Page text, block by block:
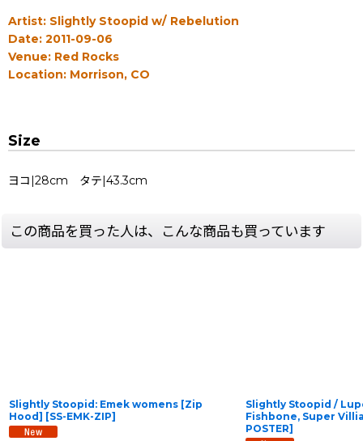
Artist: Slightly Stoopid w/ Rebelution
Date: 2011-09-06
Venue: Red Rocks
Location: Morrison, CO
Size
ヨコ|28cm タテ|43.3cm
この商品を買った人は、こんな商品も買っています
Slightly Stoopid: Emek womens [Zip
Hood] [SS-EMK-ZIP]
Slightly Stoopid /
Fishbone, Super
POSTER]